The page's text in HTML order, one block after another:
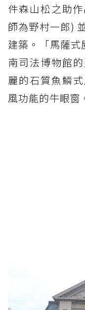
件森山松之助
師為野村一郎)
建築。「馬薩
南司法博物館
麗的石質魚鱗
風功能的牛眼窗